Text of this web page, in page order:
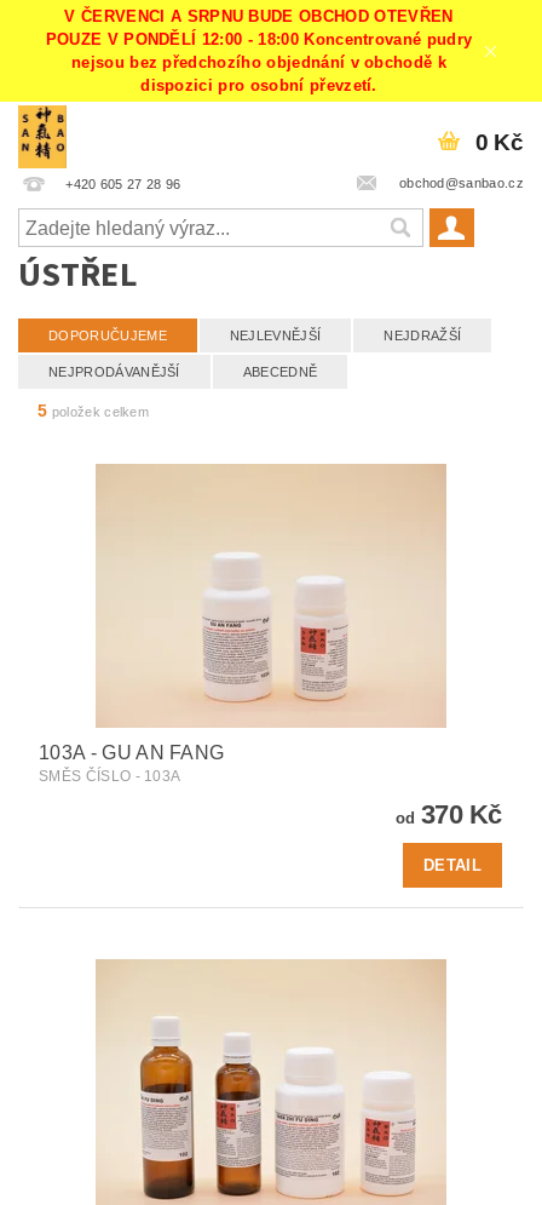
V ČERVENCI A SRPNU BUDE OBCHOD OTEVŘEN
POUZE V PONDĚLÍ 12:00 - 18:00 Koncentrované pudry
nejsou bez předchozího objednání v obchodě k
dispozici pro osobní převzetí.
+420 605 27 28 96 obchod@sanbao.cz
0 Kč
ÚSTŘEL
DOPORUČUJEME NEJLEVNĚJŠÍ NEJDRAŽŠÍ
NEJPRODÁVANĚJŠÍ ABECEDNĚ
5 položek celkem
103A - GU AN FANG
SMĚS ČÍSLO - 103A
od 370 Kč
DETAIL